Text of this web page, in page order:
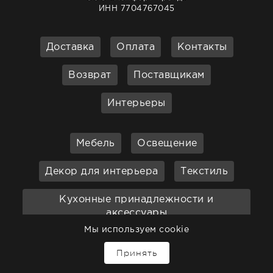
ИНН 7704767045
Доставка Оплата Контакты
Возврат Поставщикам
Интерьеры
Мебель Освещение
Декор для интерьера Текстиль
Кухонные принадлежности и
аксессуары
Ванная Садовая мебель
Мы используем cookie
Принять